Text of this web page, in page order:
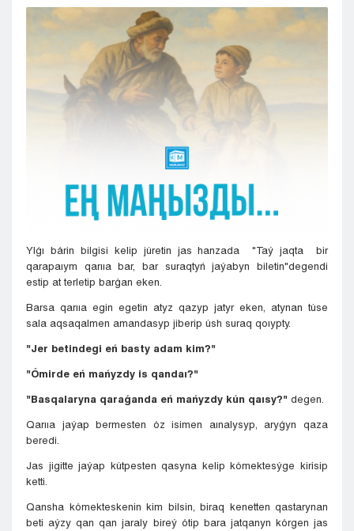
Kyzylorda
Taldykorgan
Shymkent
Ylǵı bárin bilgisi kelip júretin jas hanzada "Taý jaqta bir
qarapaıym qarııa bar, bar suraqtyń jaýabyn biletin"degendi
estip at terletip barǵan eken.
Barsa qarııa egin egetin atyz qazyp jatyr eken, atynan túse
sala aqsaqalmen amandasyp jiberip úsh suraq qoıypty.
"Jer betindegi eń basty adam kim?"
"Ómirde eń mańyzdy is qandaı?"
"Basqalaryna qaraǵanda eń mańyzdy kún qaısy?" degen.
Qarııa jaýap bermesten óz isimen aınalysyp, aryǵyn qaza
beredi.
Jas jigitte jaýap kútpesten qasyna kelip kómektesýge kirisip
ketti.
Qansha kómekteskenin kim bilsin, biraq kenetten qastarynan
beti aýzy qan qan jaraly bireý ótip bara jatqanyn kórgen jas